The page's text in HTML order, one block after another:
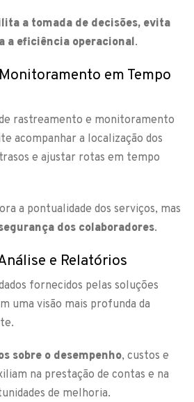
a tomada de decisões, evita
a eficiência operacional.
em Tempo
rastreamento e monitoramento
acompanhar a localização dos
e ajustar rotas em tempo
a pontualidade dos serviços, mas
dos colaboradores.
e Relatórios
fornecidos pelas soluções
uma visão mais profunda da
sobre o desempenho, custos e
na prestação de contas e na
de melhoria.